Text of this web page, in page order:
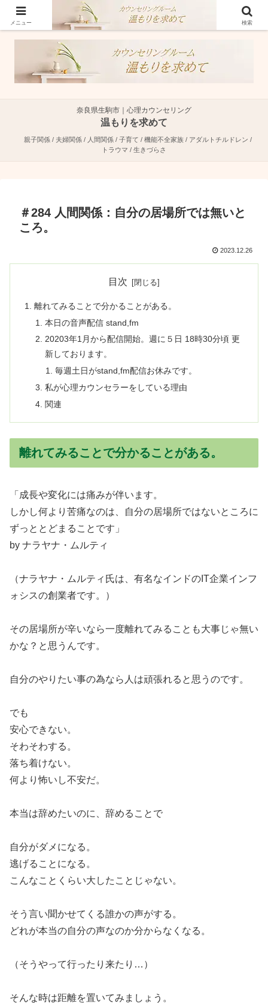
奈良県生駒市で親子関係・夫婦関係・人間関係に特化した心理カウンセラーで
す。
奈良県生駒市｜心理カウンセリング
温もりを求めて
親子関係 / 夫婦関係 / 人間関係 / 子育て / 機能不全家族 / アダルトチルドレン /
トラウマ / 生きづらさ
＃284 人間関係：自分の居場所では無いと
ころ。
2023.12.26
目次
離れてみることで分かることがある。
本日の音声配信 stand,fm
20203年1月から配信開始。週に５日 18時30分頃 更
新しております。
毎週土日がstand,fm配信お休みです。
私が心理カウンセラーをしている理由
関連
離れてみることで分かることがある。
「成長や変化には痛みが伴います。
しかし何より苦痛なのは、自分の居場所ではないところに
ずっととどまることです」
by ナラヤナ・ムルティ
（ナラヤナ・ムルティ氏は、有名なインドのIT企業インフ
ォシスの創業者です。）
その居場所が辛いなら一度離れてみることも大事じゃ無い
かな？と思うんです。
自分のやりたい事の為なら人は頑張れると思うのです。
でも
安心できない。
そわそわする。
落ち着けない。
何より怖いし不安だ。
本当は辞めたいのに、辞めることで
自分がダメになる。
逃げることになる。
こんなことくらい大したことじゃない。
そう言い聞かせてくる誰かの声がする。
どれが本当の自分の声なのか分からなくなる。
（そうやって行ったり来たり…）
そんな時は距離を置いてみましょう。
メニュー 検索